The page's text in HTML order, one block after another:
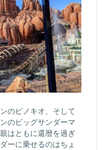
のピノキオ、そして
のビッグサンダーマ
はともに還暦を過ぎ
ーに乗せるのはちょ